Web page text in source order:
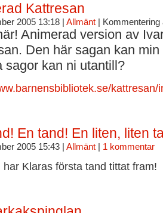
Kattresan
2005 13:18 | Allmänt| Kommentering
Animerad version av
Den här sagan kan
sagor kan ni utantill?
kattresan/
En tand! En liten, liten
2005 15:43 | Allmänt| 1 kommentar
har Klaras första tand tittat fram!